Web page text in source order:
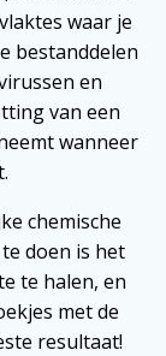
waar je
bestanddelen
en
van een
wanneer
chemische
doen is het
te halen, en
met de
resultaat!